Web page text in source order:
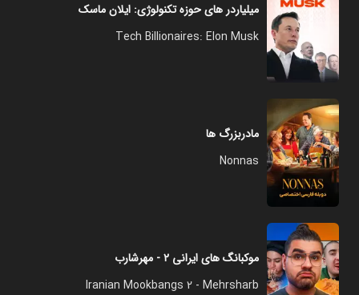
میلیاردر های حوزه تکنولوژی: ایلان ماسک
Tech Billionaires: Elon Musk
مادربزرگ ها
Nonnas
موکبانگ های ایرانی ۲ - مهرشارب
Iranian Mookbangs 2 - Mehrsharb